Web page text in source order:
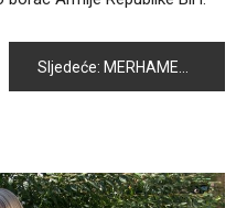
Sljedeće: MERHAMETOVA AKCIJA PRIKUPLJANJA POMOĆI NARODU MAROKA TRAJE DO 11. OKTOBRA